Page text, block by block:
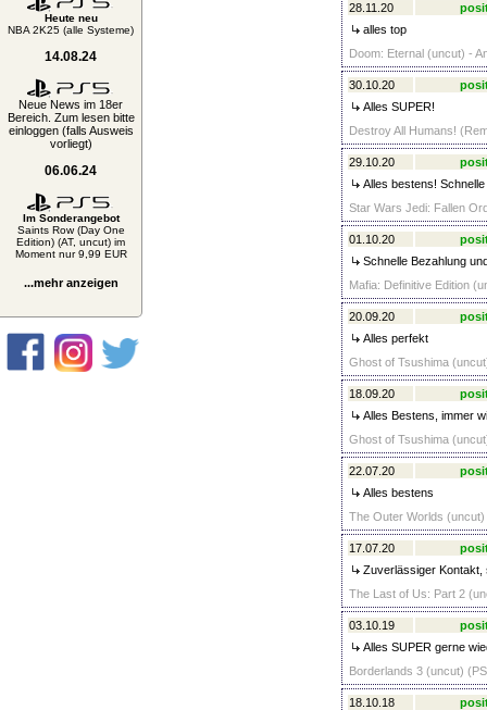
Heute neu
NBA 2K25 (alle Systeme)
14.08.24
Neue News im 18er
Bereich. Zum lesen bitte
einloggen (falls Ausweis
vorliegt)
06.06.24
Im Sonderangebot
Saints Row (Day One
Edition) (AT, uncut) im
Moment nur 9,99 EUR
...mehr anzeigen
28.11.20
alles top
Doom: Eternal (uncut) -
30.10.20
Alles SUPER!
Destroy All Humans!
29.10.20
Alles bestens!
Star Wars Jedi: Fallen
01.10.20
Schnelle Bezahlung
Mafia: Definitive Edition
20.09.20
Alles perfekt
Ghost of Tsushima
18.09.20
Alles Bestens, immer
Ghost of Tsushima
22.07.20
Alles bestens
The Outer Worlds
17.07.20
Zuverlässiger Kontakt,
The Last of Us: Part 2
03.10.19
Alles SUPER gerne
Borderlands 3 (uncut)
18.10.18